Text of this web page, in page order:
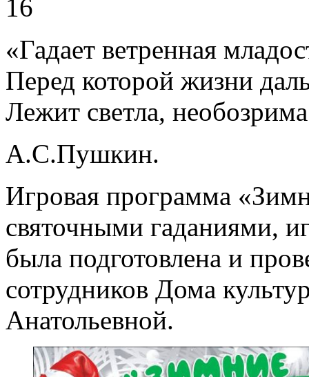
16
«Гадает ветренная
Перед которой жизни
Лежит светла,
А.С.Пушкин.
Игровая программа
святочными гаданиями,
была подготовлена и
сотрудников Дома
Анатольевной.